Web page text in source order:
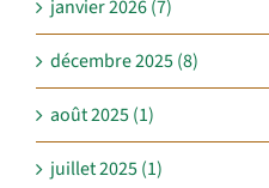
janvier 2026 (7)
décembre 2025 (8)
août 2025 (1)
juillet 2025 (1)